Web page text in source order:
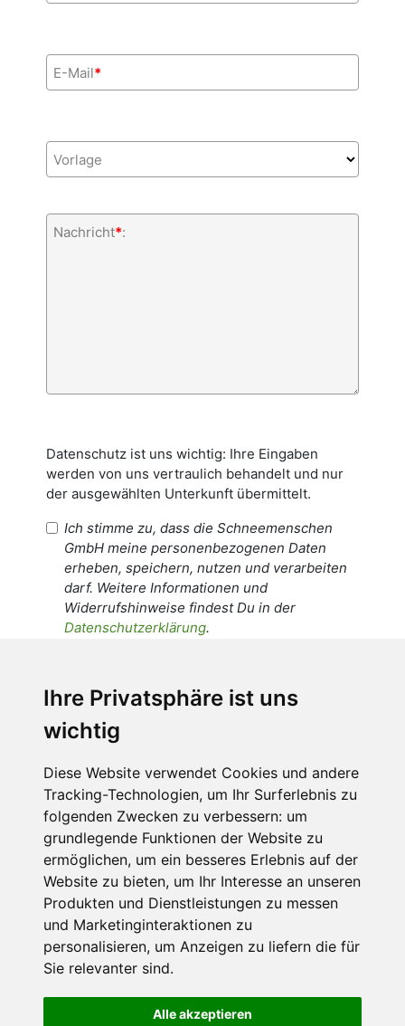
Ihre Privatsphäre ist uns
wichtig
Diese Website verwendet Cookies und andere
Tracking-Technologien, um Ihr Surferlebnis zu
folgenden Zwecken zu verbessern: um
grundlegende Funktionen der Website zu
ermöglichen, um ein besseres Erlebnis auf der
Website zu bieten, um Ihr Interesse an unseren
Produkten und Dienstleistungen zu messen
und Marketinginteraktionen zu
personalisieren, um Anzeigen zu liefern die für
Sie relevanter sind.
Alle akzeptieren
E-Mail*
Vorlage
Nachricht*:
Datenschutz ist uns wichtig: Ihre Eingaben
werden von uns vertraulich behandelt und nur
der ausgewählten Unterkunft übermittelt.
Ich stimme zu, dass die Schneemenschen
GmbH meine personenbezogenen Daten
erheben, speichern, nutzen und verarbeiten
darf. Weitere Informationen und
Widerrufshinweise findest Du in der
Datenschutzerklärung.
personenbezogenen Daten an den
Empfänger dieser Nachricht weitergeleitet
werden dürfen. Weitere Informationen und
Widerrufshinweise findest Du in der
Datenschutzerklärung.
Anfrage abschicken
Diese Seite ist durch reCAPTCHA geschützt und es
gelten die GoogleDatenschutzerklärung und
Nutzungsbedingungen.
Datenschutzbedingungen